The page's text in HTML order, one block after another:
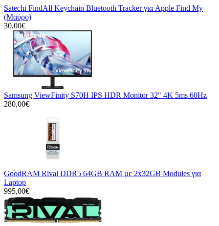
Satechi FindAll Keychain Bluetooth Tracker για Apple Find My
(Μαύρο)
30,00€
Samsung ViewFinity S70H IPS HDR Monitor 32" 4K 5ms 60Hz
280,00€
GoodRAM Rival DDR5 64GB RAM με 2x32GB Modules για
Laptop
995,00€